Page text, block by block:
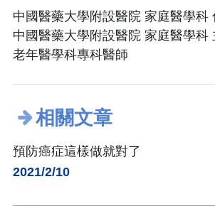
中國醫藥大學附設醫院 家庭醫學科
中國醫藥大學附設醫院 家庭醫學科
老年醫學科專科醫師
相關文章
預防癌症這樣做就對了
2021/2/10